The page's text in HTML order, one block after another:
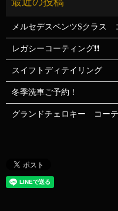
メルセデスベンツSクラス
レガシーコーティング❗❗
スイフトディテイリング
冬季洗車ご予約！
グランドチェロキー コー